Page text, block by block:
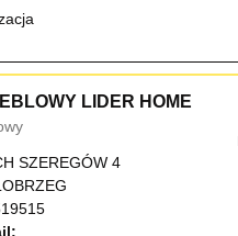
LIDER HOME
SZEREGÓW 4